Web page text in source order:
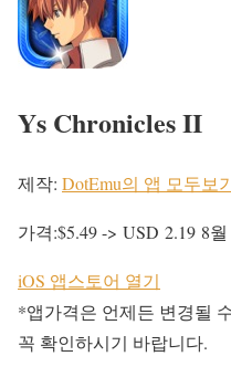
Ys Chronicles II
제작: DotEmu의 앱 모두보
가격:$5.49 -> USD 2.19 8
iOS 앱스토어 열기
*앱가격은 언제든 변경될
꼭 확인하시기 바랍니다.